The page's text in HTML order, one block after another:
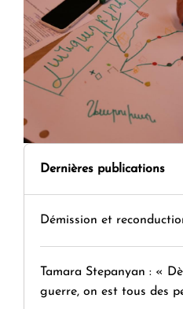
Dernières publications
Démission et
Tamara Stepanyan : «
guerre, on est tous des